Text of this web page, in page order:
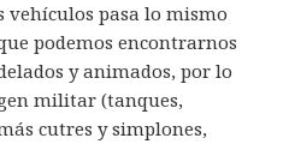
vehículos pasa lo mismo
podemos encontrarnos
y animados, por lo
militar (tanques,
cutres y simplones,